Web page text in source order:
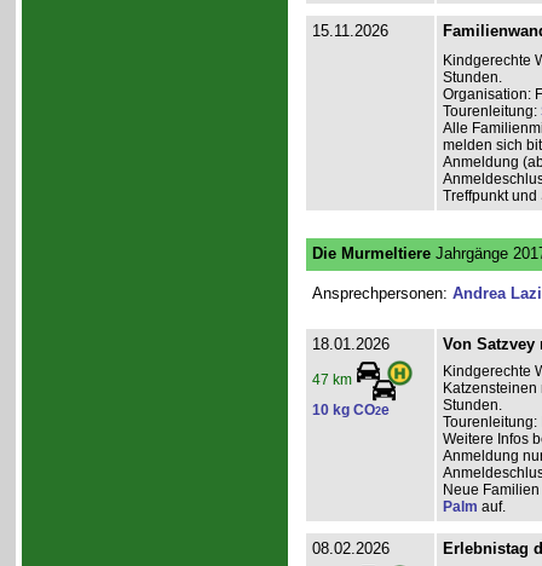
15.11.2026
Kindgerechte
Stunden.
Organisation:
Tourenleitung:
Alle
melden sich
Anmeldung
Treffpunkt und
Die MurmeltiereJahrgänge
Ansprechpersonen: Andrea
18.01.2026
47 km
10 kg CO2e
Von Satzvey
Kindgerechte
Stunden.
Tourenleitung:
Weitere Infos
Anmeldung
Neue
Palm auf.
08.02.2026 Erlebnistag